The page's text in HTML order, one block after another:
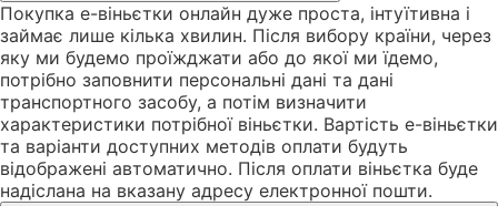
Покупка е-віньєтки онлайн дуже проста, інтуїтивна і
займає лише кілька хвилин. Після вибору країни, через
яку ми будемо проїжджати або до якої ми їдемо,
потрібно заповнити персональні дані та дані
транспортного засобу, а потім визначити
характеристики потрібної віньєтки. Вартість е-віньєтки
та варіанти доступних методів оплати будуть
відображені автоматично. Після оплати віньєтка буде
надіслана на вказану адресу електронної пошти.